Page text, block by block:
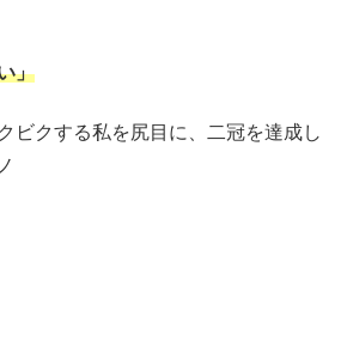
」
ビクする私を尻目に、二冠を達成し